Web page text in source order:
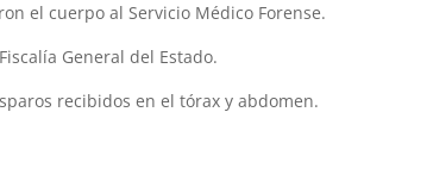
el cuerpo al Servicio Médico Forense.
General del Estado.
recibidos en el tórax y abdomen.